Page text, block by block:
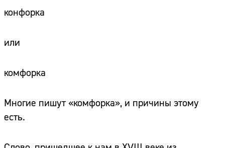
конфорка
или
комфорка
Многие пишут «комфорка», и причины этому
есть.